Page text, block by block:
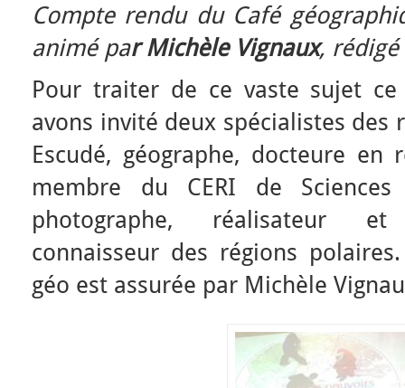
Compte rendu du Café
animé par Michèle Vignaux,
Pour traiter de ce vaste sujet
avons invité deux spécialistes des
Escudé, géographe, docteure en
membre du CERI de
photographe, réalisateur
connaisseur des régions
géo est assurée par Michèle